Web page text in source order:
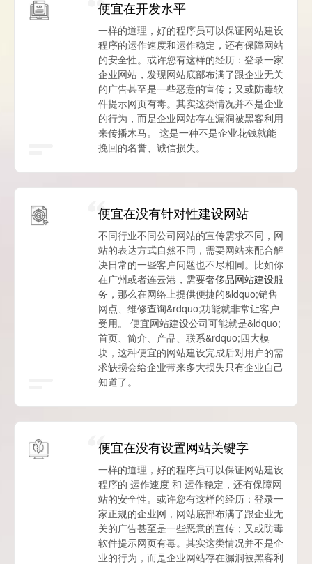
便宜在开发水平
一样的道理，好的程序员可以保证网站建设
程序的运作速度和运作稳定，还有保障网站
的安全性。或许您有这样的经历：登录一家
企业网站，发现网站底部布满了跟企业无关
的广告甚至是一些恶意的宣传；又或防毒软
件提示网页有毒。其实这类情况并不是企业
的行为，而是企业网站存在漏洞被黑客利用
来传播木马。 这是一种不是企业花钱就能
挽回的名誉、诚信损失。
便宜在没有针对性建设网站
不同行业不同公司网站的宣传需求不同，网
站的表达方式自然不同，需要网站来配合解
决日常的一些客户问题也不尽相同。比如你
在广州或者连云港，需要奢侈品网站建设服
务，那么在网络上提供便捷的&ldquo;销售
网点、维修查询&rdquo;功能就非常让客户
受用。 便宜网站建设公司可能就是&ldquo;
首页、简介、产品、联系&rdquo;四大模
块，这种便宜的网站建设完成后对用户的需
求缺损会给企业带来多大损失只有企业自己
知道了。
便宜在没有设置网站关键字
一样的道理，好的程序员可以保证网站建设
程序的 运作速度 和 运作稳定，还有保障网
站的安全性。或许您有这样的经历：登录一
家正规的企业网，网站底部布满了跟企业无
关的广告甚至是一些恶意的宣传；又或防毒
软件提示网页有毒。其实这类情况并不是企
业的行为，而是企业网站存在漏洞被黑客利